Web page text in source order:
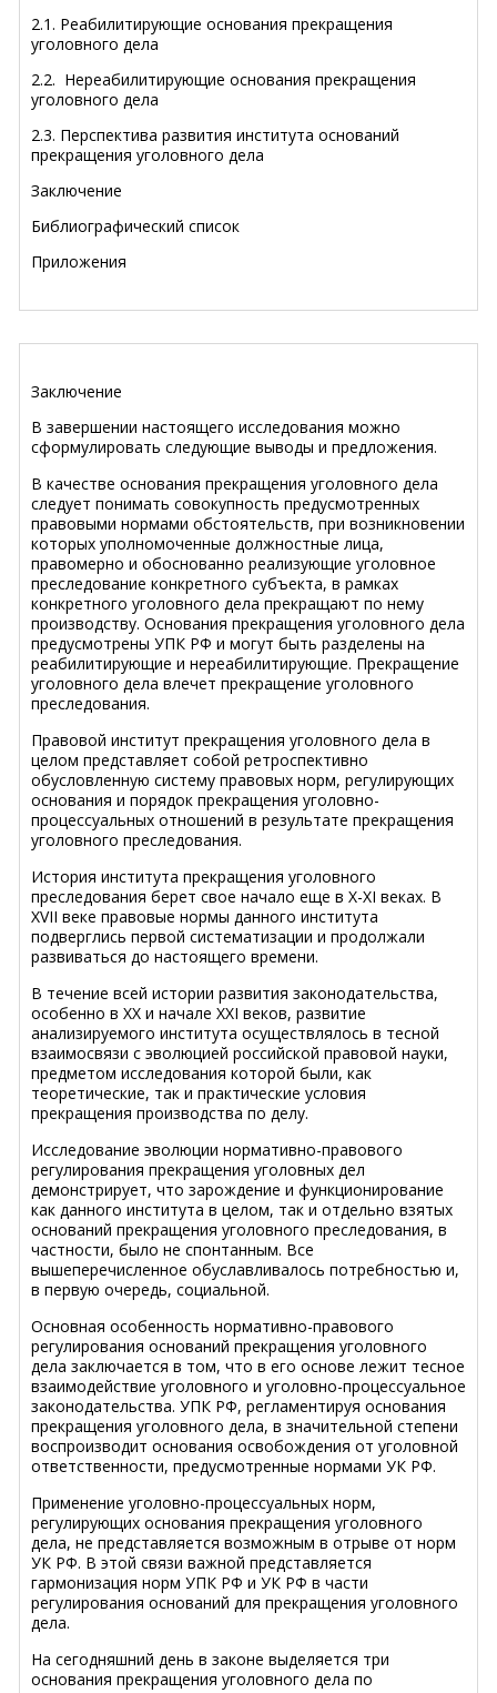
2.1. Реабилитирующие основания прекращения
уголовного дела
2.2. Нереабилитирующие основания прекращения
уголовного дела
2.3. Перспектива развития института оснований
прекращения уголовного дела
Заключение
Библиографический список
Приложения
Заключение
В завершении настоящего исследования можно
сформулировать следующие выводы и предложения.
В качестве основания прекращения уголовного дела
следует понимать совокупность предусмотренных
правовыми нормами обстоятельств, при возникновении
которых уполномоченные должностные лица,
правомерно и обоснованно реализующие уголовное
преследование конкретного субъекта, в рамках
конкретного уголовного дела прекращают по нему
производству. Основания прекращения уголовного дела
предусмотрены УПК РФ и могут быть разделены на
реабилитирующие и нереабилитирующие. Прекращение
уголовного дела влечет прекращение уголовного
преследования.
Правовой институт прекращения уголовного дела в
целом представляет собой ретроспективно
обусловленную систему правовых норм, регулирующих
основания и порядок прекращения уголовно-
процессуальных отношений в результате прекращения
уголовного преследования.
История института прекращения уголовного
преследования берет свое начало еще в Х-ХI веках. В
ХVII веке правовые нормы данного института
подверглись первой систематизации и продолжали
развиваться до настоящего времени.
В течение всей истории развития законодательства,
особенно в ХХ и начале ХХI веков, развитие
анализируемого института осуществлялось в тесной
взаимосвязи с эволюцией российской правовой науки,
предметом исследования которой были, как
теоретические, так и практические условия
прекращения производства по делу.
Исследование эволюции нормативно-правового
регулирования прекращения уголовных дел
демонстрирует, что зарождение и функционирование
как данного института в целом, так и отдельно взятых
оснований прекращения уголовного преследования, в
частности, было не спонтанным. Все
вышеперечисленное обуславливалось потребностью и,
в первую очередь, социальной.
Основная особенность нормативно-правового
регулирования оснований прекращения уголовного
дела заключается в том, что в его основе лежит тесное
взаимодействие уголовного и уголовно-процессуальное
законодательства. УПК РФ, регламентируя основания
прекращения уголовного дела, в значительной степени
воспроизводит основания освобождения от уголовной
ответственности, предусмотренные нормами УК РФ.
Применение уголовно-процессуальных норм,
регулирующих основания прекращения уголовного
дела, не представляется возможным в отрыве от норм
УК РФ. В этой связи важной представляется
гармонизация норм УПК РФ и УК РФ в части
регулирования оснований для прекращения уголовного
дела.
На сегодняшний день в законе выделяется три
основания прекращения уголовного дела по